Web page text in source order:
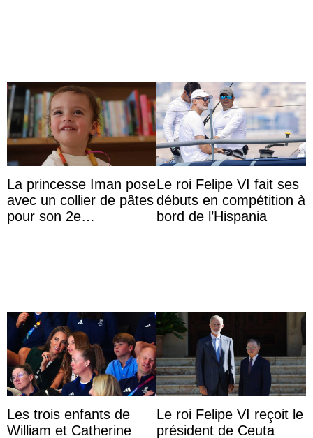
La princesse Iman pose
avec un collier de pâtes
pour son 2e
Le roi Felipe VI fait ses
débuts en compétition à
bord de l’Hispania
Les trois enfants de
William et Catherine
Le roi Felipe VI reçoit le
président de Ceuta